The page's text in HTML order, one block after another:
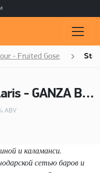
- Fruited Gose
Пиво Stellaris - GANZA Brewery
ABV
и каламанси.
сетью баров и